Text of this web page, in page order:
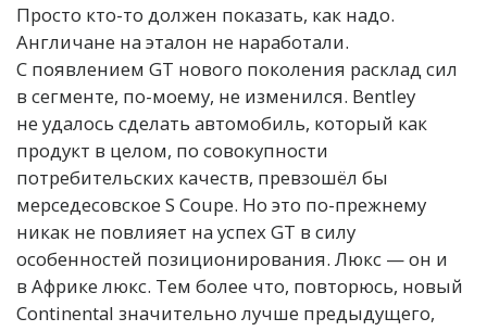
Просто кто-то должен показать, как надо.
Англичане на эталон не наработали.
С появлением GT нового поколения расклад сил
в сегменте, по-моему, не изменился. Bentley
не удалось сделать автомобиль, который как
продукт в целом, по совокупности
потребительских качеств, превзошёл бы
мерседесовское S Coupe. Но это по-прежнему
никак не повлияет на успех GT в силу
особенностей позиционирования. Люкс — он и
в Африке люкс. Тем более что, повторюсь, новый
Continental значительно лучше предыдущего,